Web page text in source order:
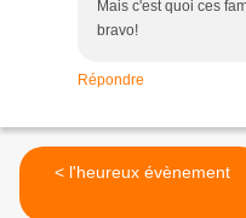
Mais c'est quoi ces
bravo!
Répondre
< l'heureux évènement